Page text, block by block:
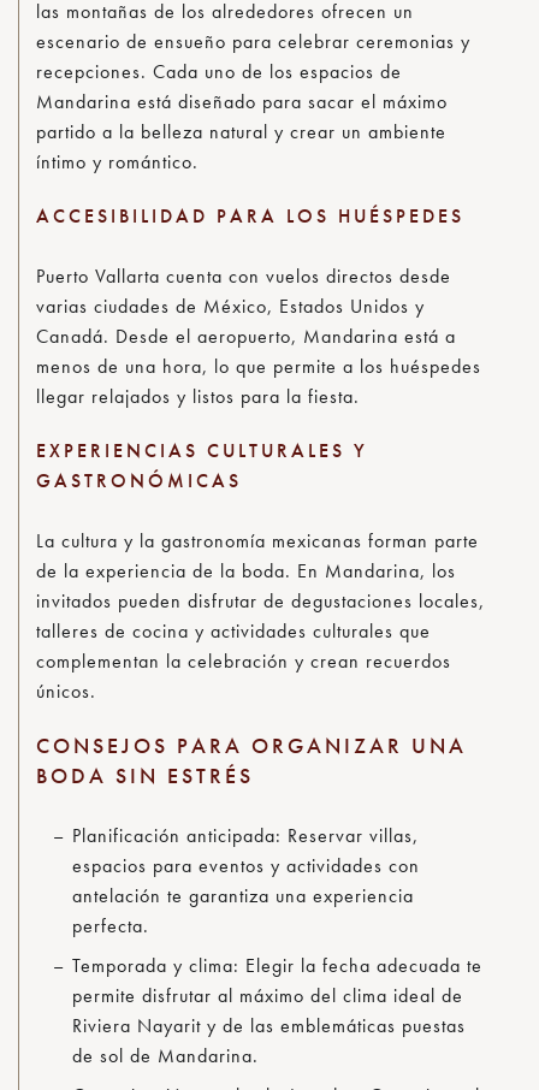
las montañas de los alrededores ofrecen un
escenario de ensueño para celebrar ceremonias y
recepciones. Cada uno de los espacios de
Mandarina está diseñado para sacar el máximo
partido a la belleza natural y crear un ambiente
íntimo y romántico.
ACCESIBILIDAD PARA LOS HUÉSPEDES
Puerto Vallarta cuenta con vuelos directos desde
varias ciudades de México, Estados Unidos y
Canadá. Desde el aeropuerto, Mandarina está a
menos de una hora, lo que permite a los huéspedes
llegar relajados y listos para la fiesta.
EXPERIENCIAS CULTURALES Y
GASTRONÓMICAS
La cultura y la gastronomía mexicanas forman parte
de la experiencia de la boda. En Mandarina, los
invitados pueden disfrutar de degustaciones locales,
talleres de cocina y actividades culturales que
complementan la celebración y crean recuerdos
únicos.
CONSEJOS PARA ORGANIZAR UNA
BODA SIN ESTRÉS
Planificación anticipada: Reservar villas,
espacios para eventos y actividades con
antelación te garantiza una experiencia
perfecta.
Temporada y clima: Elegir la fecha adecuada te
permite disfrutar al máximo del clima ideal de
Riviera Nayarit y de las emblemáticas puestas
de sol de Mandarina.